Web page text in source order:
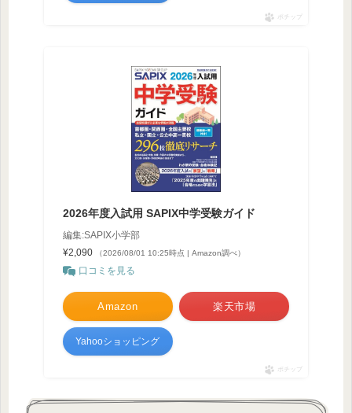
ポチップ
2026年度入試用 SAPIX中学受験ガイド
編集:SAPIX小学部
¥2,090
（2026/08/01 10:25時点 | Amazon調べ）
口コミを見る
Amazon 楽天市場
Yahooショッピング
ポチップ